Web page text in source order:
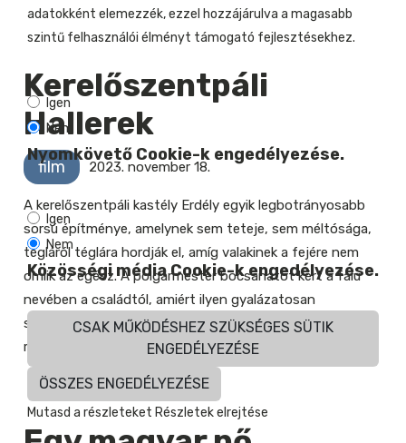
Kerelőszentpáli
Hallerek
film 2023. november 18.
A kerelőszentpáli kastély Erdély egyik legbotrányosabb
sorsú építménye, amelynek sem teteje, sem méltósága,
tégláról téglára hordják el, amíg valakinek a fejére nem
omlik az egész. A polgármester bocsánatot kért a falu
nevében a családtól, amiért ilyen gyalázatosan
szétlopták kastélyukat. Van-e esély az épület és a múlt
rehabilitációjára?
adatokként elemezzék, ezzel hozzájárulva a magasabb
szintű felhasználói élményt támogató fejlesztésekhez.
Igen
Nem
Nyomkövető Cookie-k engedélyezése.
Igen
Nem
Közösségi média Cookie-k engedélyezése.
CSAK MŰKÖDÉSHEZ SZÜKSÉGES SÜTIK
ENGEDÉLYEZÉSE
ÖSSZES ENGEDÉLYEZÉSE
Mutasd a részleteket Részletek elrejtése